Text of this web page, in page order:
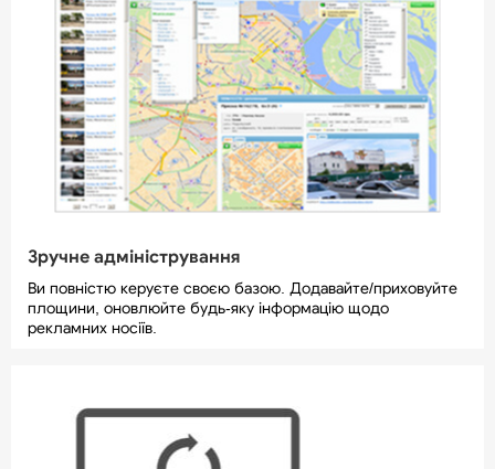
Зручне адміністрування
Ви повністю керуєте своєю базою. Додавайте/приховуйте
площини, оновлюйте будь-яку інформацію щодо
рекламних носіїв.